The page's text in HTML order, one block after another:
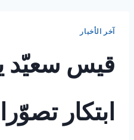
آخر الأخبار
قيس سعيّد
ابتكار